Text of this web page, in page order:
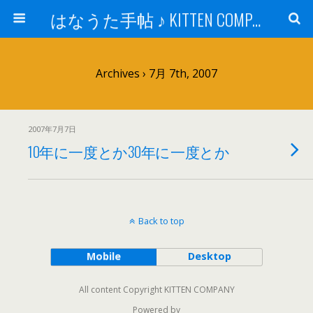
はなうた手帖 ♪ KITTEN COMPANY
Archives › 7月 7th, 2007
2007年7月7日
10年に一度とか30年に一度とか
Back to top
Mobile Desktop
All content Copyright KITTEN COMPANY
Powered by